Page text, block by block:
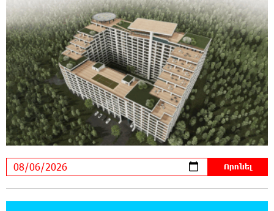
23:13:33 5-08-2026
Եվրոպայի մայրաքաղաքները գրանցում են
շոգի նոր ռեկորդներ
22:54:16 5-08-2026
Զովունի-Եղվարդ ճանապարհին բախվել են
«Alfa Romeo»-ն և «Opel»-ը. կա վիրավոր
22:44:25 5-08-2026
Անունս տալուց առաջ գոնե լվացվեք․ Էդմոն